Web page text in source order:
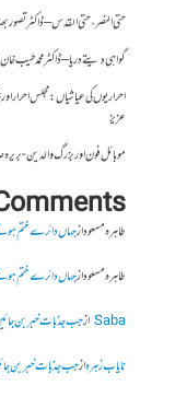
حتی النصر ، حتی القدس – ڈاکٹر تصور
گواہی دیتے دریا – ڈاکٹر محمد طیب
احراریوں کی عیاشیاں : مجلس احرار
عزیز
موبائل فون اور بزرگ والدین-
طاہرہ مسعودازجہاں دائرے ختم ہوتے
طاہرہ مسعودازجہاں دائرے ختم ہوتے
Sabaازجب جذبات خبر بن
نایاب زہرہازجب جذبات خبر بن